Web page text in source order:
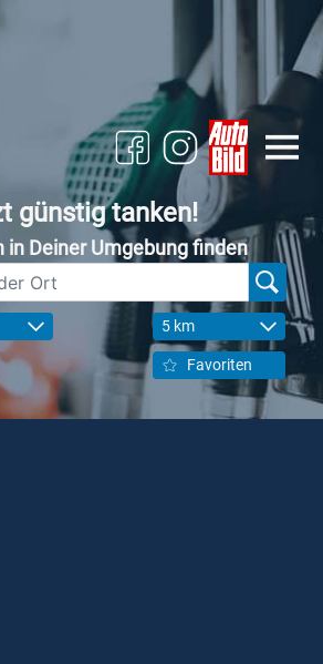
günstig tanken!
in Deiner Umgebung finden
5 km
Favoriten